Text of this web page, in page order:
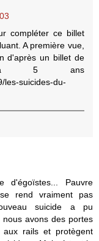
compléter ce billet
A première vue,
d'après un billet de
5 ans
les-suicides-du-
Pauvre
rend vraiment pas
suicide a pu
nous avons des portes
aux rails et protègent